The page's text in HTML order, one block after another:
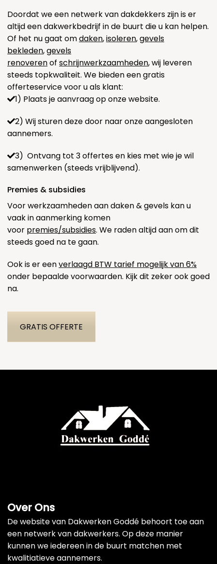
Doordat we een netwerk van dakdekkers zijn is er
altijd een dakwerkbedrijf in de buurt die u kan helpen.
Of het nu gaat omdaken,isoleren,gevels
bekleden,gevels
renoverenof schrijnwerkzaamheden, wij leveren
steeds topkwaliteit. We bieden een gratis
offerteservice voor u als klant:
1) Plaats je aanvraag op onze website.
2) Wij sturen deze door naar onze aangesloten
aannemers.
3) Ontvang tot 3 offertes en kies met wie je wil
samenwerken (steeds vrijblijvend).
Premies & subsidies
Voor werkzaamheden aan daken & gevels kan u
vaak in aanmerking komen
voor premies/subsidies. We raden altijd aan om dit
steeds goed na te gaan.
Ook is er eenverlaagd BTW tarief mogelijk van 6%
onder bepaalde voorwaarden. Kijk dit zeker ook goed
na.
GRATIS OFFERTE
Over Ons
De website van Dakwerken Goddé behoort toe aan
een netwerk van dakwerkers. Op deze manier
kunnen we iedereen in de buurt matchen met
kwalitiatieve aannemers.